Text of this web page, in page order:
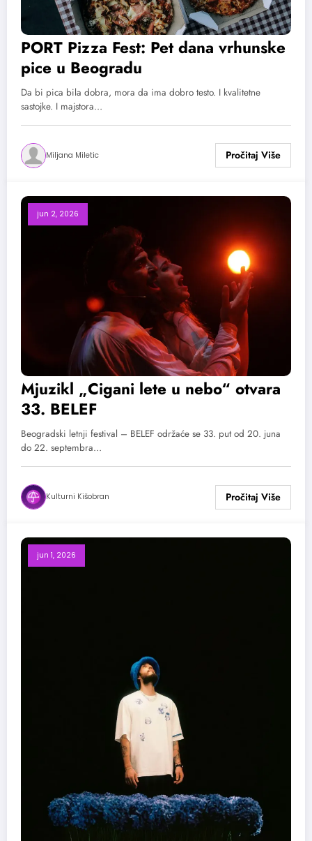
PORT Pizza Fest: Pet dana vrhunske
pice u Beogradu
Da bi pica bila dobra, mora da ima dobro testo. I kvalitetne
sastojke. I majstora…
Miljana Miletic
jun 2, 2026
Mjuzikl „Cigani lete u nebo“ otvara
33. BELEF
Beogradski letnji festival – BELEF održaće se 33. put od 20. juna
do 22. septembra…
Kulturni Kišobran
jun 1, 2026